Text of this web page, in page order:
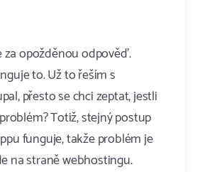
opožděnou odpověď.
to. Už to řeším s
přesto se chci zeptat, jestli
Totiž, stejný postup
funguje, takže problém je
na straně webhostingu.